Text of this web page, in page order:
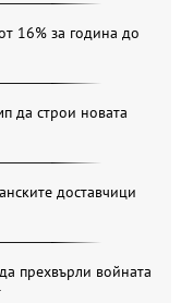
16% за година до
да строи новата
доставчици
прехвърли войната